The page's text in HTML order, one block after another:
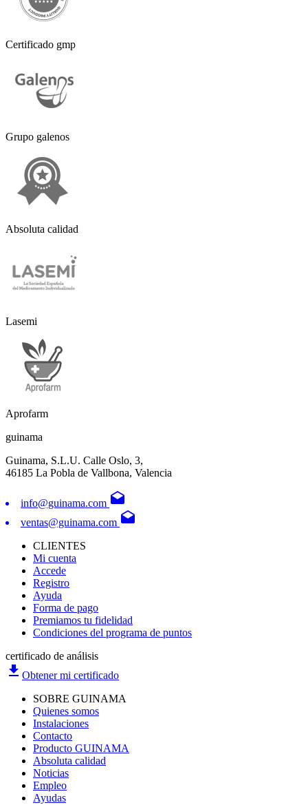
Certificado gmp
Grupo galenos
Absoluta calidad
Lasemi
Aprofarm
guinama
Guinama, S.L.U. Calle Oslo, 3,
46185 La Pobla de Vallbona, Valencia
info@guinama.com drafts
ventas@guinama.com drafts
CLIENTES
Mi cuenta
Accede
Registro
Ayuda
Forma de pago
Premiamos tu fidelidad
Condiciones del programa de puntos
certificado de análisis
file_download Obtener mi certificado
SOBRE GUINAMA
Quienes somos
Instalaciones
Contacto
Producto GUINAMA
Absoluta calidad
Noticias
Empleo
Ayudas